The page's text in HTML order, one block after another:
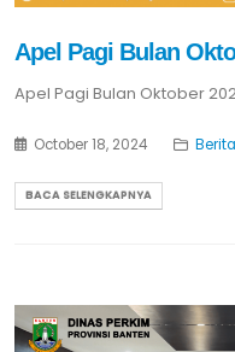
Apel Pagi Bulan
Apel Pagi Bulan Oktober
October 18, 2024 Berita
BACA SELENGKAPNYA